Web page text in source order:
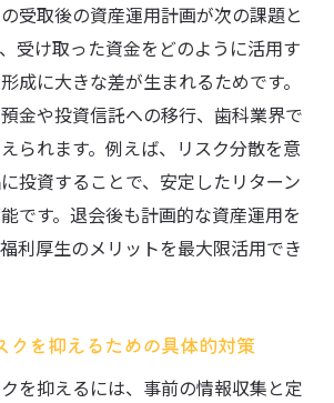
受取後の資産運用計画が次の課題と
受け取った資金をどのように活用す
成に大きな差が生まれるためです。
金や投資信託への移行、歯科業界で
られます。例えば、リスク分散を意
投資することで、安定したリターン
です。退会後も計画的な資産運用を
利厚生のメリットを最大限活用でき
クを抑えるための具体的対策
を抑えるには、事前の情報収集と定